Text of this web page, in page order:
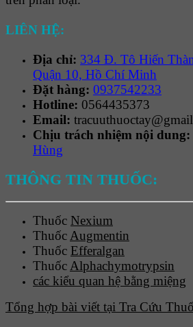
LIÊN HỆ:
Địa chỉ: 334 Đ. Tô Hiến
Quận 10, Hồ Chí Minh
Đặt hàng: 0937542233
Hotline: 0564435373
Email:
Chịu trách nhiệm nội dung:
Hùng
THÔNG TIN THUỐC:
Thuốc Nexium
ThuốcAugmentin
Thuốc Efferalgan
ThuốcAlphachymotrypsin
các kiểu quan hệ bằng miệng
Tổng hợp bài viết tại Tra Cứu